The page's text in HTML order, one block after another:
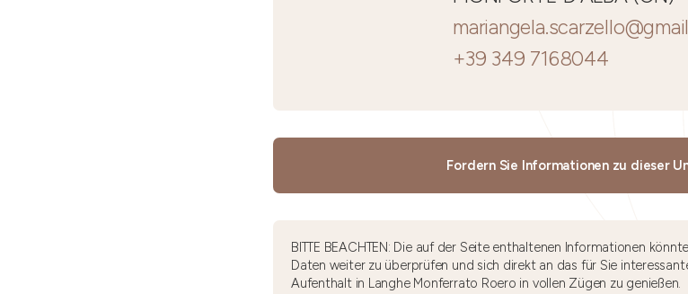
+39 349 7168044
Fordern Sie Informationen zu dieser
BITTE BEACHTEN: Die auf der Seite enthaltenen Informationen
Daten weiter zu überprüfen und sich direkt an das für Sie
Aufenthalt in Langhe Monferrato Roero in vollen Zügen zu genießen.